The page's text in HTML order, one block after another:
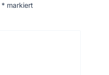
* markiert